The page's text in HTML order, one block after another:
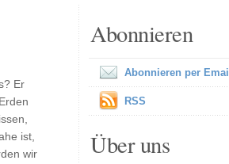
Er
ist,
wir
Abonnieren
Abonnieren per Email
RSS
Über uns